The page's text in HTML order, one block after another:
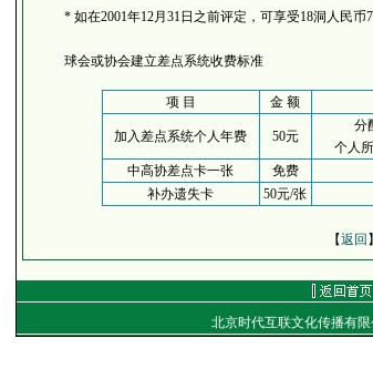
* 如在2001年12月31日之前评定，可享受18洞人民币
球会或协会建立差点系统收费标准
项 目 金 额
加入差点系统个人年费 50元
分
个人
中高协差点卡一张
免费
补办遗失卡
50元/张
【返回 】
北京时代互联文化传播有